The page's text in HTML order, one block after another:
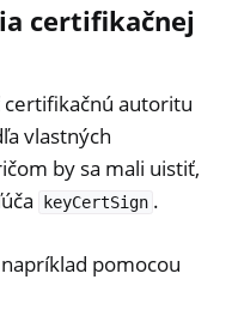
certifikačnej
autoritu
vlastných
by sa mali uistiť,
keyCertSign .
pomocou